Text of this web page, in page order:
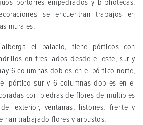
portones empedrados y bibliotecas.
se encuentran trabajos en
murales.
el palacio, tiene pórticos con
en tres lados desde el este, sur y
6 columnas dobles en el pórtico norte,
pórtico sur y 6 columnas dobles en el
con piedras de flores de múltiples
exterior, ventanas, listones, frente y
han trabajado flores y arbustos.